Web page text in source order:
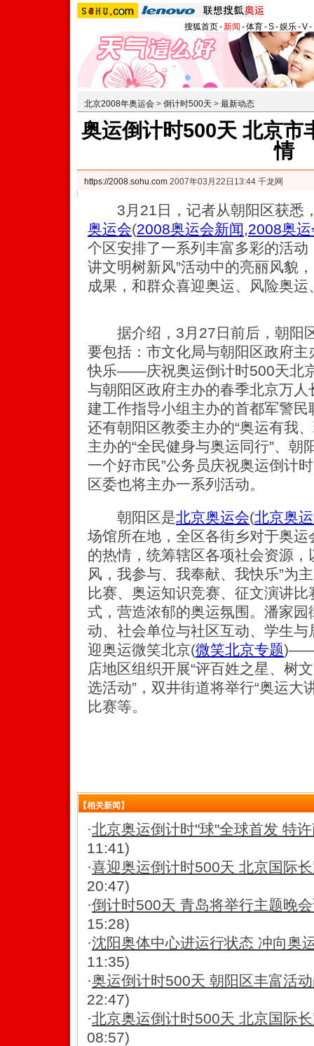
搜狐首页-新闻 -体育-S-娱乐-V-
北京2008年奥运会 > 倒计时500天 > 最新动态
奥运倒计时500天 北京市
情
https://2008.sohu.com 2007年03月22日13:44 千龙网
3月21日，记者从朝阳区获悉
奥运会(2008奥运会新闻,2008奥
个区安排了一系列丰富多彩的活动
讲文明树新风”活动中的亮丽风貌
成果，和群众喜迎奥运、风险奥
据介绍，3月27日前后，朝阳
要包括：市文化局与朝阳区政府主
快乐——庆祝奥运倒计时500天北
与朝阳区政府主办的春季北京万
建工作指导小组主办的首都军警
还有朝阳区教委主办的“奥运有我
主办的“全民健身与奥运同行”、朝
一个好市民”公务员庆祝奥运倒计
区委也将主办一系列活动。
朝阳区是北京奥运会(北京奥
场馆所在地，全区各街乡对于奥
的热情，统筹辖区各项社会资源，
风，我参与、我奉献、我快乐”为
比赛、奥运知识竞赛、征文演讲
式，营造浓郁的奥运氛围。潘家
动、社会单位与社区互动、学生与
迎奥运微笑北京(微笑北京专题)——
店地区组织开展“评百姓之星、树
选活动”，双井街道将举行“奥运大
比赛等。
【相关新闻】
·北京奥运倒计时"球"全球首发 特
11:41)
·喜迎奥运倒计时500天 北京国际
20:47)
·倒计时500天 青岛将举行主题晚
15:28)
·沈阳奥体中心进运行状态 冲向奥
11:35)
·奥运倒计时500天 朝阳区丰富活
22:47)
·北京奥运倒计时500天 北京国际
08:57)